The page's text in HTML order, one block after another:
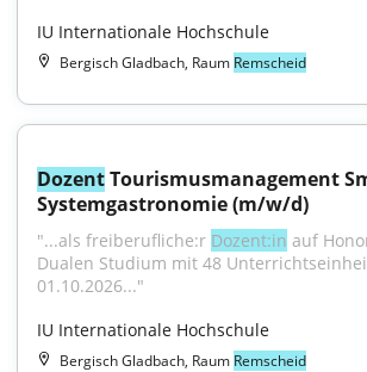
IU Internationale Hochschule
Bergisch Gladbach, Raum Remscheid
Dozent Tourismusmanagement
Systemgastronomie (m/w/d)
"...als freiberufliche:r Dozent:in auf
Dualen Studium mit 48
01.10.2026..."
IU Internationale Hochschule
Bergisch Gladbach, Raum Remscheid